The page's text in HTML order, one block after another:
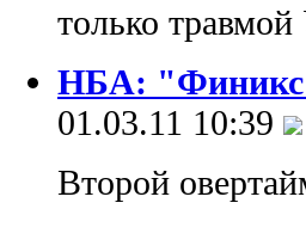
только
НБА: "Финикс"
01.03.11 10:39
Второй